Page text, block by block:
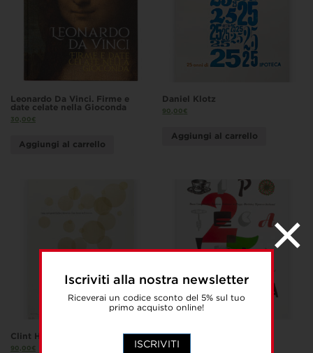
Iscriviti alla nostra newsletter
Riceverai un codice sconto del 5% sul tuo
primo acquisto online!
ISCRIVITI
Leonardo Da Vinci. Firme e
date celate nella Gioconda
30,00€
Aggiungi al carrello
Daniel Klotz
90,00€
Aggiungi al carrello
Clint Harvey
90,00€
Frank Baseman
90,00